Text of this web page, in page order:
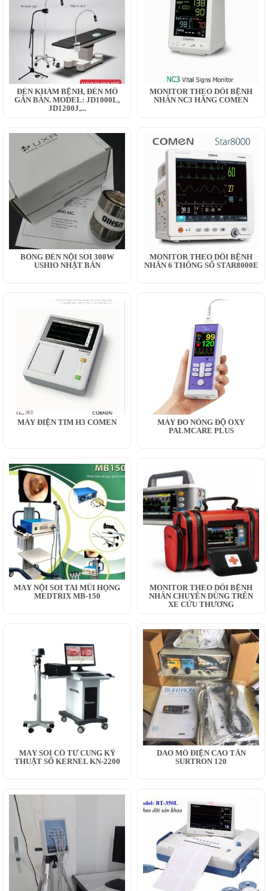
ĐÈN KHÁM BỆNH, ĐÈN MỔ
GẮN BÀN. MODEL: JD1000L,
JD1200J,...
MONITOR THEO DÕI BỆNH
NHÂN NC3 HÃNG COMEN
BÓNG ĐÈN NỘI SOI 300W
USHIO NHẬT BẢN
MONITOR THEO DÕI BỆNH
NHÂN 6 THÔNG SỐ STAR8000E
MÁY ĐIỆN TIM H3 COMEN
MÁY ĐO NỒNG ĐỘ OXY
PALMCARE PLUS
MÁY NỘI SOI TAI MŨI HỌNG
MEDTRIX MB-150
MONITOR THEO DÕI BỆNH
NHÂN CHUYÊN DÙNG TRÊN
XE CỨU THƯƠNG
MÁY SOI CỔ TỬ CUNG KỸ
THUẬT SỐ KERNEL KN-2200
DAO MỔ ĐIỆN CAO TẦN
SURTRON 120